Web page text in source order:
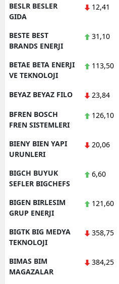
BESLR BESLER
GIDA
12,41
BESTE BEST
BRANDS ENERJI
31,10
BETAE BETA ENERJI
VE TEKNOLOJI
113,50
BEYAZ BEYAZ FILO 23,84
BFREN BOSCH
FREN SISTEMLERI
126,10
BIENY BIEN YAPI
URUNLERI
20,06
BIGCH BUYUK
SEFLER BIGCHEFS
6,60
BIGEN BIRLESIM
GRUP ENERJI
121,60
BIGTK BIG MEDYA
TEKNOLOJI
358,75
BIMAS BIM
MAGAZALAR
384,25